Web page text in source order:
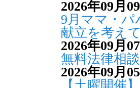
2026年09月
9月ママ・パ
献立を考え
2026年09月
無料法律相談
2026年09月
【土曜開催